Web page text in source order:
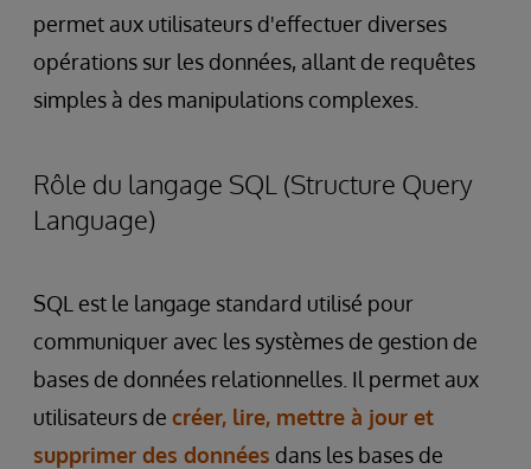
permet aux utilisateurs d'effectuer diverses
opérations sur les données, allant de requêtes
simples à des manipulations complexes.
Rôle du langage SQL (Structure Query
Language)
SQL est le langage standard utilisé pour
communiquer avec les systèmes de gestion de
bases de données relationnelles. Il permet aux
utilisateurs de créer, lire, mettre à jour et
supprimer des données dans les bases de